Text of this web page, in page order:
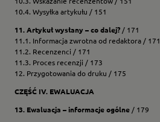
10.4. Wysyłka artykułu / 151
11. Artykuł wysłany – co dalej? / 171
11.1. Informacja zwrotna od redaktora / 171
11.2. Recenzenci / 171
11.3. Proces recenzji / 173
12. Przygotowania do druku / 175
CZĘŚĆ IV. EWALUACJA
13. Ewaluacja – informacje ogólne / 179